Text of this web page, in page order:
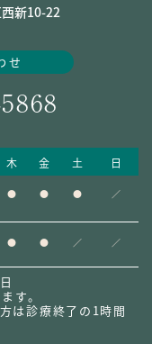
新10-22
せ
木 金 土 日
● ● ● ／
● ● ／ ／
す。
は診療終了の1時間